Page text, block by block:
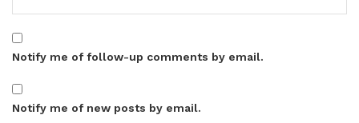
Notify me of follow-up comments by email.
Notify me of new posts by email.